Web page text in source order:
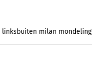
linksbuiten milan mondeling